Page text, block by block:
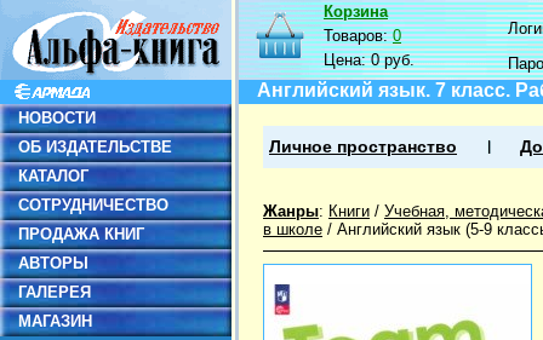
НОВОСТИ
ОБ ИЗДАТЕЛЬСТВЕ
КАТАЛОГ
СОТРУДНИЧЕСТВО
ПРОДАЖА КНИГ
АВТОРЫ
ГАЛЕРЕЯ
МАГАЗИН
Корзина
Товаров:0
Цена:0 руб.
Английский язык. 7 класс.
Личное пространство
Жанры: Книги / Учебная,
в школе / Английский язык (5-9